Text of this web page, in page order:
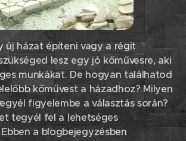
új házat építeni vagy a régit
lesz egy jó kőművesre, aki
munkákat. De hogyan találhatod
kőművest a házadhoz? Milyen
figyelembe a választás során?
tegyél fel a lehetséges
a blogbejegyzésben